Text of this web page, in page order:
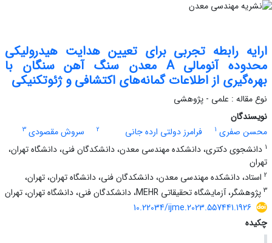
ارایه رابطه تجربی برای تعیین هدایت هیدرولیکی
محدوده آنومالی A معدن سنگ آهن سنگان با
بهره‌گیری از اطلاعات گمانه‌های اکتشافی و ژئوتکنیکی
نوع مقاله : علمی - پژوهشی
نویسندگان
محسن صفری 1 فرامرز دولتی ارده جانی 2 سروش مقصودی 3
1 دانشجوی دکتری، دانشکده مهندسی معدن، دانشکدگان فنی، دانشگاه تهران،
تهران
2 استاد، دانشکده مهندسی معدن، دانشکدگان فنی، دانشگاه تهران، تهران،
3 پژوهشگر، آزمایشگاه تحقیقاتی MEHR، دانشکدگان فنی، دانشگاه تهران، تهران
10.22034/ijme.2023.557441.1926
چکیده